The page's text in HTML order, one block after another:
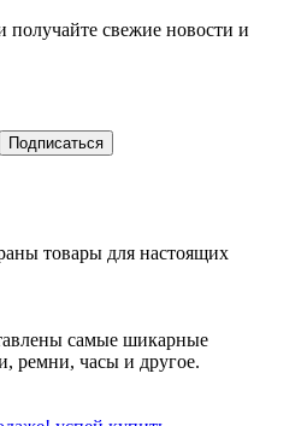
свежие новости и
товары для настоящих
самые шикарные
ремни, часы и другое.